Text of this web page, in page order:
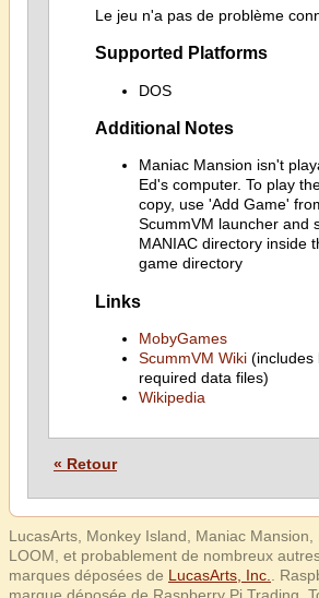
Le jeu n'a pas de problème
Supported Platforms
DOS
Additional Notes
Maniac Mansion isn't
Ed's computer. To play
copy, use 'Add Game'
ScummVM launcher and
MANIAC directory inside
game directory
Links
MobyGames
ScummVM Wiki(includes
required data files)
Wikipedia
« Retour
LucasArts, Monkey Island, Maniac Mansion,
LOOM, et probablement de nombreux
marques déposées de LucasArts, Inc.
.